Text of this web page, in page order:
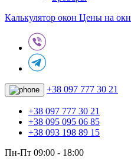
Калькулятор окон Цены на
+38 097 777 30 21
+38 097 777 30 21
+38 095 095 06 85
+38 093 198 89 15
Пн-Пт 09:00 - 18:00